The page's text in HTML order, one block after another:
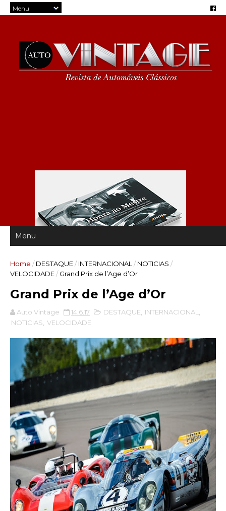
Home / DESTAQUE/ INTERNACIONAL / NOTICIAS /
VELOCIDADE/ Grand Prix de l’Age d’Or
Grand Prix de l’Age d’Or
Auto Vintage 14.6.17 DESTAQUE INTERNACIONAL
NOTICIAS VELOCIDADE